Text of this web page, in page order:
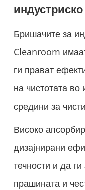
Бришачите за
Cleanroom
ги прават
на чистотата во
средини за
Високо
дизајнирани
течности и да
прашината и